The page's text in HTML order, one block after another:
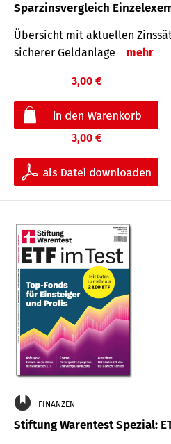
Sparzinsvergleich
Übersicht mit aktuellen
sicherer Geldanlage
mehr
3,00 €
3,00 €
FINANZEN
Stiftung Warentest Spezial: